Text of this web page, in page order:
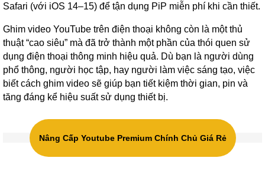
Safari (với iOS 14–15) để tận dụng PiP miễn phí khi cần thiết.
Ghim video YouTube trên điện thoại không còn là một thủ
thuật “cao siêu” mà đã trở thành một phần của thói quen sử
dụng điện thoại thông minh hiệu quả. Dù bạn là người dùng
phổ thông, người học tập, hay người làm việc sáng tạo, việc
biết cách ghim video sẽ giúp bạn tiết kiệm thời gian, pin và
tăng đáng kể hiệu suất sử dụng thiết bị.
Nâng Cấp Youtube Premium Chính Chủ Giá Rẻ